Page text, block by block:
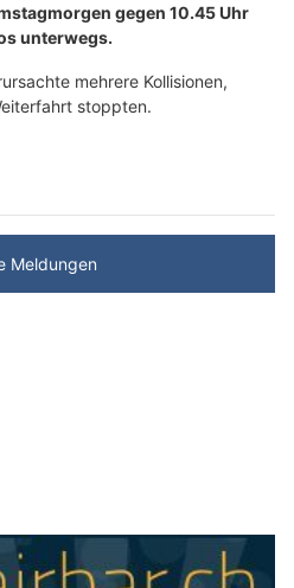
gegen 10.45 Uhr
unterwegs.
mehrere Kollisionen,
stoppten.
Meldungen